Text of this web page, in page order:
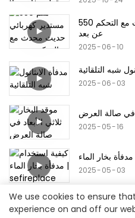
550 ملم مستدير كهربائي حديث محدث مع التحكم
عن بعد
2025 06 10
شبه التلقائية
2025 06 03
في صالة العرض
2025 05 16
2025 05 03
We use cookies to ensure
experience on and off our